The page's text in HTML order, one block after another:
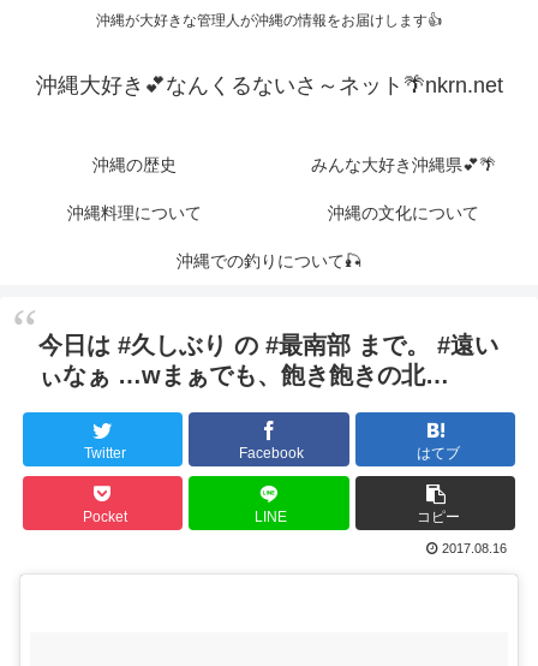
沖縄が大好きな管理人が沖縄の情報をお届けします👍
沖縄大好き💕なんくるないさ～ネット🌴nkrn.net
沖縄の歴史 みんな大好き沖縄県💕🌴
沖縄料理について 沖縄の文化について
沖縄での釣りについて🎣
今日は #久しぶり の #最南部 まで。 #遠い
ぃなぁ …wまぁでも、飽き飽きの北…
Twitter Facebook はてブ
Pocket LINE コピー
2017.08.16